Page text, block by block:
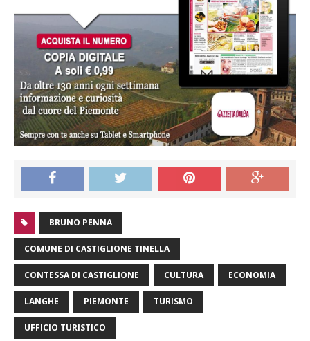
BRUNO PENNA
COMUNE DI CASTIGLIONE TINELLA
CONTESSA DI CASTIGLIONE CULTURA ECONOMIA
LANGHE PIEMONTE TURISMO
UFFICIO TURISTICO